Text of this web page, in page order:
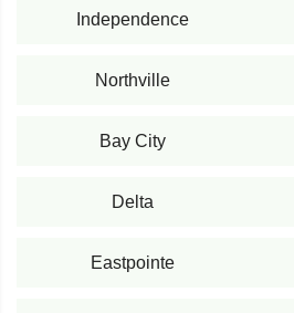
Independence
Northville
Bay City
Delta
Eastpointe